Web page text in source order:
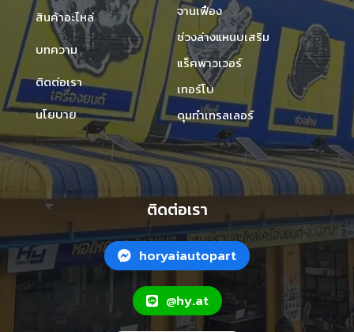
สินค้าอะไหล่
บทความ
ติดต่อเรา
นโยบาย
จานเฟือง
ช่วงล่างแหนบเสริม
แร็คพาวเวอร์
เทอร์โบ
ดุมทำเทรลเลอร์
ติดต่อเรา
horyaiautopart
@hy.at